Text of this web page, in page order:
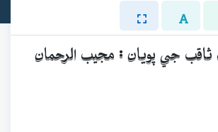
ثاقب جي پويان : مجيب الرحمان